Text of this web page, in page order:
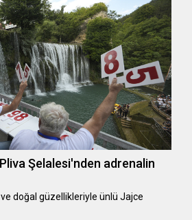
Şelalesi'nden adrenalin
doğal güzellikleriyle ünlü Jajce